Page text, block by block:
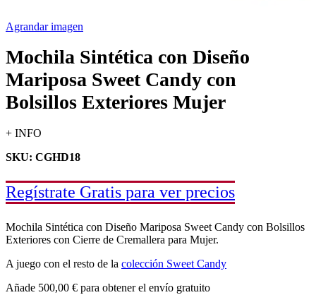
Agrandar imagen
Mochila Sintética con Diseño
Mariposa Sweet Candy con
Bolsillos Exteriores Mujer
+ INFO
SKU: CGHD18
Regístrate Gratis para ver precios
Mochila Sintética con Diseño Mariposa Sweet Candy con Bolsillos
Exteriores con Cierre de Cremallera para Mujer.
A juego con el resto de la colección Sweet Candy
Añade 500,00 € para obtener el envío gratuito